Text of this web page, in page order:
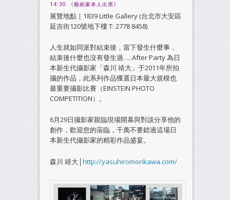
14:30 《藝術家本人出席》
展覽地點｜1839 Little Gallery (台北市大安區
延吉街120號地下樓 T: 2778 8458)
人生就如同派對結束後，當下發生什麼事，
結束後什麼也沒有發生過…..After Party 為日
本新生代攝影家「森川 靖大」于2011年所拍
攝的作品，此系列作品獲選日本最大規模也
最重要攝影比賽（EINSTEIN PHOTO
COMPETITION）。
6月29日攝影家親臨現場開幕與對談分享他的
創作，歡迎您的蒞臨，千萬不要錯過這場日
本新生代攝影家的精彩作品盛宴。
森川 靖大│ http://yasuhiromorikawa.com/